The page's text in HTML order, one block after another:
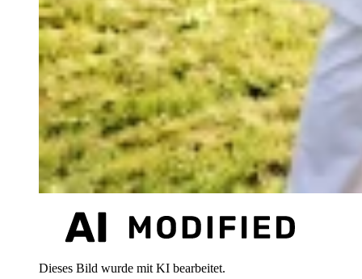
Dieses Bild wurde mit KI bearbeitet.